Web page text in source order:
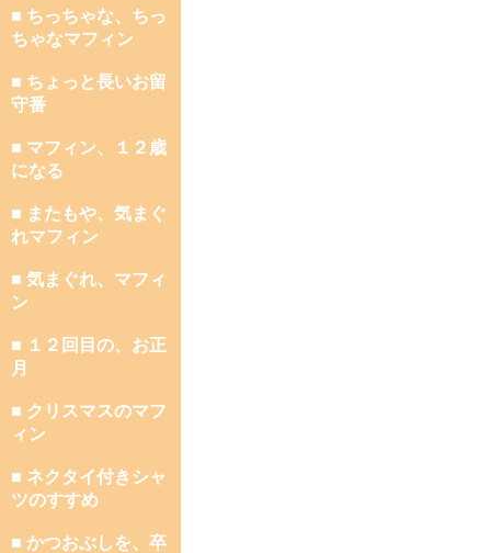
■ ちっちゃな、ちっ
ちゃなマフィン
■ ちょっと長いお留
守番
■ マフィン、１２歳
になる
■ またもや、気まぐ
れマフィン
■ 気まぐれ、マフィ
ン
■ １２回目の、お正
月
■ クリスマスのマフ
ィン
■ ネクタイ付きシャ
ツのすすめ
■ かつおぶしを、卒